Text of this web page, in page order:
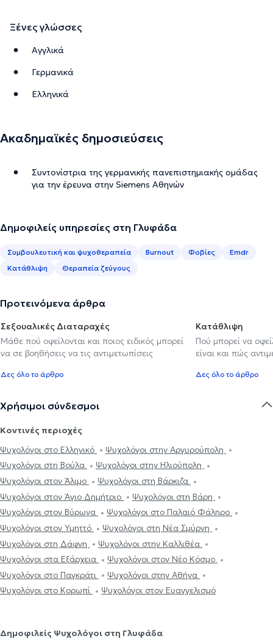
Ξένες γλώσσες
Αγγλικά
Γερμανικά
Ελληνικά
Ακαδημαϊκές δημοσιεύσεις
Συντονίστρια της γερμανικής πανεπιστημιακής ομάδας
για την έρευνα στην Siemens Αθηνών
Δημοφιλείς υπηρεσίες στη Γλυφάδα
Συμβουλευτική και ψυχοθεραπεία Burnout Φοβίες
Emdr
Κατάθλιψη
Θεραπεία ζεύγους
Προτεινόμενα άρθρα
Σεξουαλικές Διαταραχές
Μάθε πού οφείλονται και ποιος ειδικός μπορεί
να σε βοηθήσεις να τις αντιμετωπίσεις
Δες όλο το άρθρο
Κατάθλιψη
Πού μπορεί να
είναι και πώς
Δες όλο το άρθρο
Χρήσιμοι σύνδεσμοι
Κοντινές περιοχές
Ψυχολόγοι στο Ελληνικό
Ψυχολόγοι στην Αργυρούπολη
Ψυχολόγοι στη Βούλα
Ψυχολόγοι στην Ηλιούπολη
Ψυχολόγοι στον Άλιμο
Ψυχολόγοι στη Βάρκιζα
Ψυχολόγοι στον Άγιο Δημήτριο
Ψυχολόγοι στη Βάρη
Ψυχολόγοι στον Βύρωνα
Ψυχολόγοι στο Παλαιό Φάληρο
Ψυχολόγοι στον Υμηττό
Ψυχολόγοι στη Νέα Σμύρνη
Ψυχολόγοι στη Δάφνη
Ψυχολόγοι στην Καλλιθέα
Ψυχολόγοι στα Εξάρχεια
Ψυχολόγοι στον Νέο Κόσμο
Ψυχολόγοι στο Παγκράτι
Ψυχολόγοι στην Αθήνα
Ψυχολόγοι στο Κορωπί
Ψυχολόγοι στον Ευαγγελισμό
Δημοφιλείς Ψυχολόγοι στη Γλυφάδα